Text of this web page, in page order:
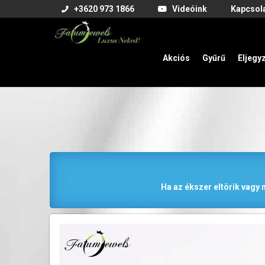
+3620 973 1866 Videóink
Akciós Gyűrű
Ha az ékszer eltörik vagy